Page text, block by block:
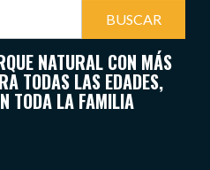
NATURAL CON MÁS
TODAS LAS EDADES,
TODA LA FAMILIA